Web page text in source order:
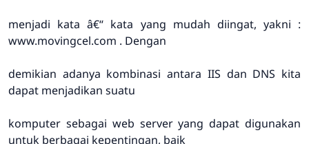
menjadi kata â€“ kata yang mudah diingat, yakni :
www.movingcel.com . Dengan
demikian adanya kombinasi antara IIS dan DNS kita
dapat menjadikan suatu
komputer sebagai web server yang dapat digunakan
untuk berbagai kepentingan, baik